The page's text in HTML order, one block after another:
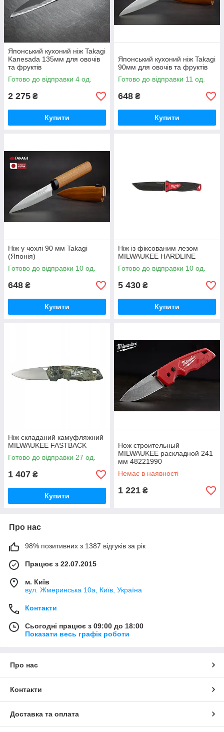
Японський кухоний ніж Takagi
Kanesada 135мм для овочів
та фруктів
Готово до відправки 4 од.
2 275 ₴
Купити
Японський кухоний ніж Takagi
90мм для овочів та фруктів
Готово до відправки 11 од.
648 ₴
Купити
Ніж у чохлі 90 мм Takagi
(Японія)
Готово до відправки 10 од.
648 ₴
Купити
Ніж із фіксованим лезом
MILWAUKEE HARDLINE
Готово до відправки 10 од.
5 430 ₴
Купити
Ніж складаний камуфляжний
MILWAUKEE FASTBACK
Готово до відправки 27 од.
1 407 ₴
Купити
Нож строительный
MILWAUKEE раскладной 241
мм 48221990
Немає в наявності
1 221 ₴
Про нас
98% позитивних з 1387 відгуків за рік
Працює з 22.07.2015
м. Київ
вул. Жмеринська 10а, Київ, Україна
Контакти
Сьогодні працює з 09:00 до 18:00
Показати весь графік роботи
Про нас
Контакти
Доставка та оплата